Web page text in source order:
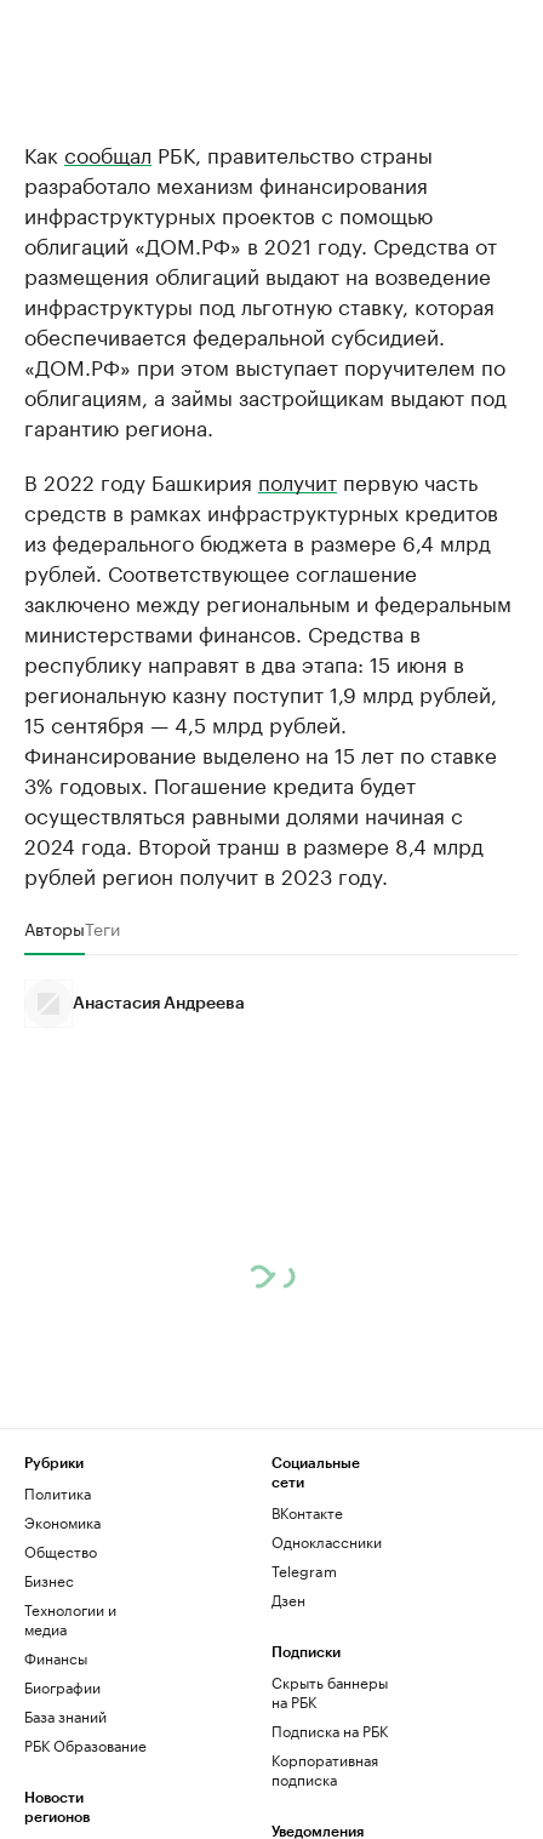
Как сообщал РБК, правительство страны
разработало механизм финансирования
инфраструктурных проектов с помощью
облигаций «ДОМ.РФ» в 2021 году. Средства от
размещения облигаций выдают на возведение
инфраструктуры под льготную ставку, которая
обеспечивается федеральной субсидией.
«ДОМ.РФ» при этом выступает поручителем по
облигациям, а займы застройщикам выдают под
гарантию региона.
В 2022 году Башкирия получит первую часть
средств в рамках инфраструктурных кредитов
из федерального бюджета в размере 6,4 млрд
рублей. Соответствующее соглашение
заключено между региональным и федеральным
министерствами финансов. Средства в
республику направят в два этапа: 15 июня в
региональную казну поступит 1,9 млрд рублей,
15 сентября — 4,5 млрд рублей.
Финансирование выделено на 15 лет по ставке
3% годовых. Погашение кредита будет
осуществляться равными долями начиная с
2024 года. Второй транш в размере 8,4 млрд
рублей регион получит в 2023 году.
АвторыТеги
Анастасия Андреева
Рубрики
Политика
Экономика
Общество
Бизнес
Технологии и
медиа
Финансы
Биографии
База знаний
РБК Образование
Новости
регионов
Социальные
сети
ВКонтакте
Одноклассники
Telegram
Дзен
Подписки
Скрыть баннеры
на РБК
Подписка на РБК
Корпоративная
подписка
Уведомления